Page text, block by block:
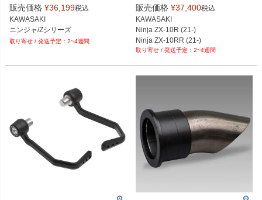
67-016168
PRN015536-015554-016067-01616
8-01
PRN015536-015554-016067-01616
8-03
PRN015536-015554-016067-01616
PRN015536-015554-016067-01616
8-06
PRN015536-015554-016067-01616
PRN015536-015554-016067-01616
販売価格 ¥36,199税込
KAWASAKI
ニンジャ/Zシリーズ
2~4週間
67-016076
PRN015536-015554-016067-01607
6-01
PRN015536-015554-016067-01607
6-02
6-03
6-05
PRN015536-015554-016067-01607
6-06
PRN015536-015554-016067-01607
6-07
PRN015536-015554-016067-01607
6-09
販売価格 ¥37,400税込
KAWASAKI
Ninja ZX-10R (21-)
Ninja ZX-10RR (21-)
ZX-10R (16-20)
2~4週間